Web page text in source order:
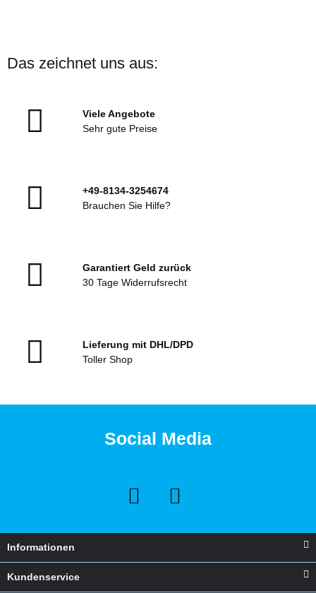
Das zeichnet uns aus:
Viele Angebote
Sehr gute Preise
+49-8134-3254674
Brauchen Sie Hilfe?
Garantiert Geld zurück
30 Tage Widerrufsrecht
Lieferung mit DHL/DPD
Toller Shop
Social Media
Informationen
Kundenservice